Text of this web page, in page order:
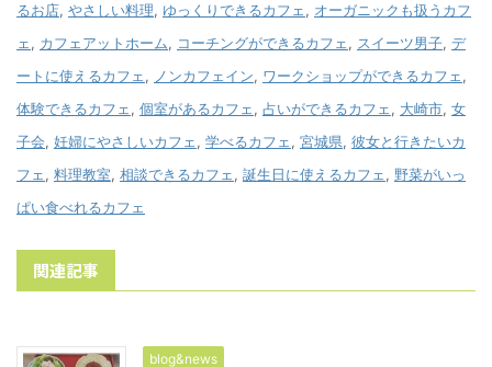
るお店, やさしい料理, ゆっくりできるカフェ, オーガニックも扱うカフ
ェ, カフェアットホーム, コーチングができるカフェ, スイーツ男子, デ
ートに使えるカフェ, ノンカフェイン, ワークショップができるカフェ,
体験できるカフェ, 個室があるカフェ, 占いができるカフェ, 大崎市, 女
子会, 妊婦にやさしいカフェ, 学べるカフェ, 宮城県, 彼女と行きたいカ
フェ, 料理教室, 相談できるカフェ, 誕生日に使えるカフェ, 野菜がいっ
ぱい食べれるカフェ
関連記事
blog&news